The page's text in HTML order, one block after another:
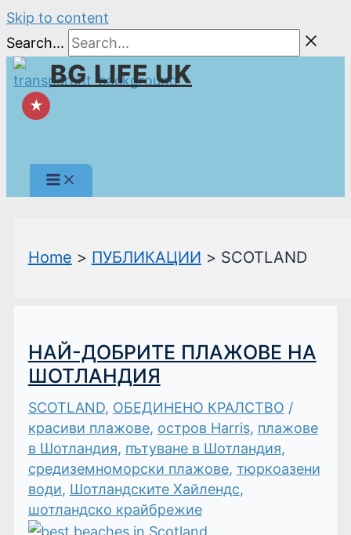
Skip to content
Search...
BG LIFE UK
★
Home ПУБЛИКАЦИИ SCOTLAND
НАЙ-ДОБРИТЕ ПЛАЖОВЕ НА
ШОТЛАНДИЯ
SCOTLAND, ОБЕДИНЕНО КРАЛСТВО /
красиви плажове, остров Harris, плажове
в Шотландия, пътуване в Шотландия,
средиземноморски плажове, тюркоазени
води, Шотландските Хайлендс,
шотландско крайбрежие